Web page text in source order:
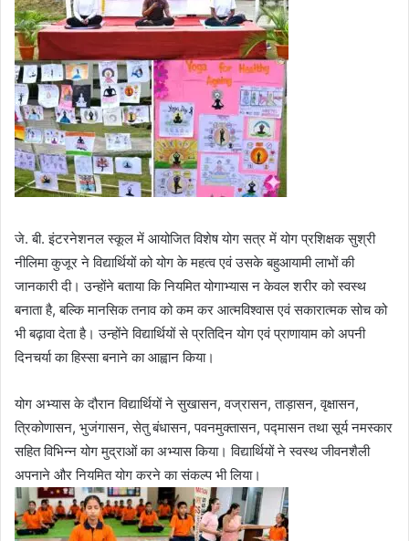
जे. बी. इंटरनेशनल स्कूल में आयोजित विशेष योग सत्र में योग प्रशिक्षक सुश्री
नीलिमा कुजूर ने विद्यार्थियों को योग के महत्व एवं उसके बहुआयामी लाभों की
जानकारी दी। उन्होंने बताया कि नियमित योगाभ्यास न केवल शरीर को स्वस्थ
बनाता है, बल्कि मानसिक तनाव को कम कर आत्मविश्वास एवं सकारात्मक सोच को
भी बढ़ावा देता है। उन्होंने विद्यार्थियों से प्रतिदिन योग एवं प्राणायाम को अपनी
दिनचर्या का हिस्सा बनाने का आह्वान किया।
योग अभ्यास के दौरान विद्यार्थियों ने सुखासन, वज्रासन, ताड़ासन, वृक्षासन,
त्रिकोणासन, भुजंगासन, सेतु बंधासन, पवनमुक्तासन, पद्मासन तथा सूर्य नमस्कार
सहित विभिन्न योग मुद्राओं का अभ्यास किया। विद्यार्थियों ने स्वस्थ जीवनशैली
अपनाने और नियमित योग करने का संकल्प भी लिया।